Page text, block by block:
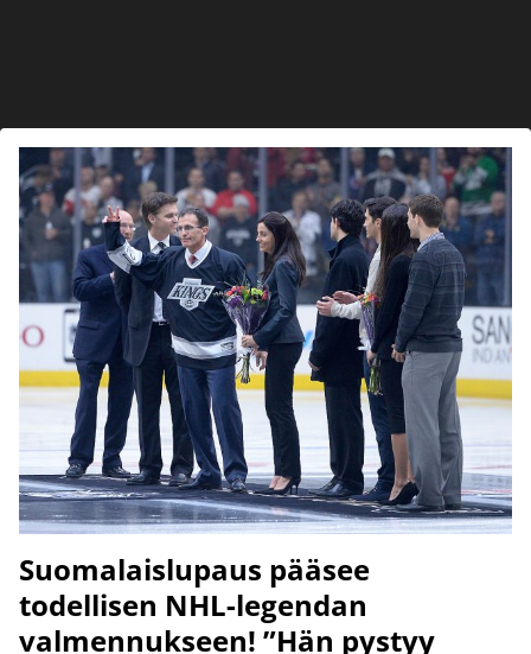
Suomalaislupaus pääsee
todellisen NHL-legendan
valmennukseen! ”Hän pystyy